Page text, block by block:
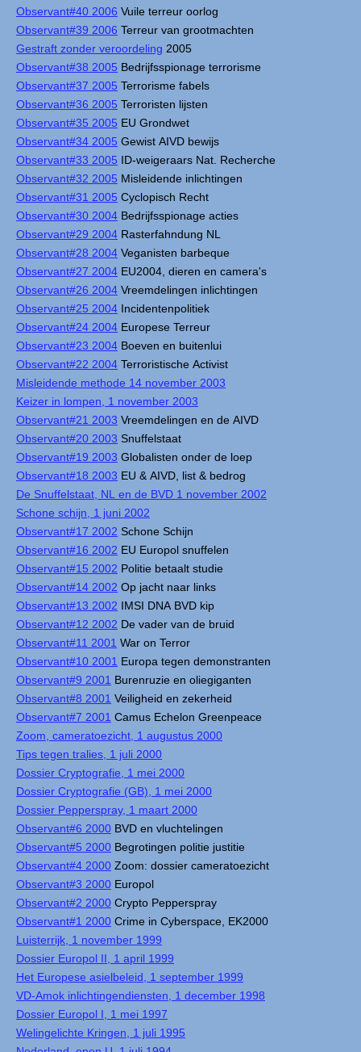
Observant#40 2006 Vuile terreur oorlog
Observant#39 2006 Terreur van grootmachten
Gestraft zonder veroordeling 2005
Observant#38 2005 Bedrijfsspionage terrorisme
Observant#37 2005 Terrorisme fabels
Observant#36 2005 Terroristen lijsten
Observant#35 2005 EU Grondwet
Observant#34 2005 Gewist AIVD bewijs
Observant#33 2005 ID-weigeraars Nat. Recherche
Observant#32 2005 Misleidende inlichtingen
Observant#31 2005 Cyclopisch Recht
Observant#30 2004 Bedrijfsspionage acties
Observant#29 2004 Rasterfahndung NL
Observant#28 2004 Veganisten barbeque
Observant#27 2004 EU2004, dieren en camera's
Observant#26 2004 Vreemdelingen inlichtingen
Observant#25 2004 Incidentenpolitiek
Observant#24 2004 Europese Terreur
Observant#23 2004 Boeven en buitenlui
Observant#22 2004 Terroristische Activist
Misleidende methode 14 november 2003
Keizer in lompen, 1 november 2003
Observant#21 2003 Vreemdelingen en de AIVD
Observant#20 2003 Snuffelstaat
Observant#19 2003 Globalisten onder de loep
Observant#18 2003 EU & AIVD, list & bedrog
De Snuffelstaat, NL en de BVD 1 november 2002
Schone schijn, 1 juni 2002
Observant#17 2002 Schone Schijn
Observant#16 2002 EU Europol snuffelen
Observant#15 2002 Politie betaalt studie
Observant#14 2002 Op jacht naar links
Observant#13 2002 IMSI DNA BVD kip
Observant#12 2002 De vader van de bruid
Observant#11 2001 War on Terror
Observant#10 2001 Europa tegen demonstranten
Observant#9 2001 Burenruzie en oliegiganten
Observant#8 2001 Veiligheid en zekerheid
Observant#7 2001 Camus Echelon Greenpeace
Zoom, cameratoezicht, 1 augustus 2000
Tips tegen tralies, 1 juli 2000
Dossier Cryptografie, 1 mei 2000
Dossier Cryptografie (GB), 1 mei 2000
Dossier Pepperspray, 1 maart 2000
Observant#6 2000 BVD en vluchtelingen
Observant#5 2000 Begrotingen politie justitie
Observant#4 2000 Zoom: dossier cameratoezicht
Observant#3 2000 Europol
Observant#2 2000 Crypto Pepperspray
Observant#1 2000 Crime in Cyberspace, EK2000
Luisterrijk, 1 november 1999
Dossier Europol II, 1 april 1999
Het Europese asielbeleid, 1 september 1999
VD-Amok inlichtingendiensten, 1 december 1998
Dossier Europol I, 1 mei 1997
Welingelichte Kringen, 1 juli 1995